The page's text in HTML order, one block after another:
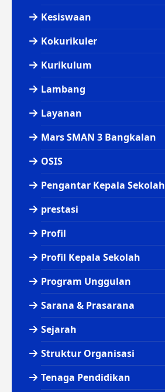
Kesiswaan
Kokurikuler
Kurikulum
Lambang
Layanan
Mars SMAN 3 Bangkalan
OSIS
Pengantar Kepala Sekolah
prestasi
Profil
Profil Kepala Sekolah
Program Unggulan
Sarana & Prasarana
Sejarah
Struktur Organisasi
Tenaga Pendidikan